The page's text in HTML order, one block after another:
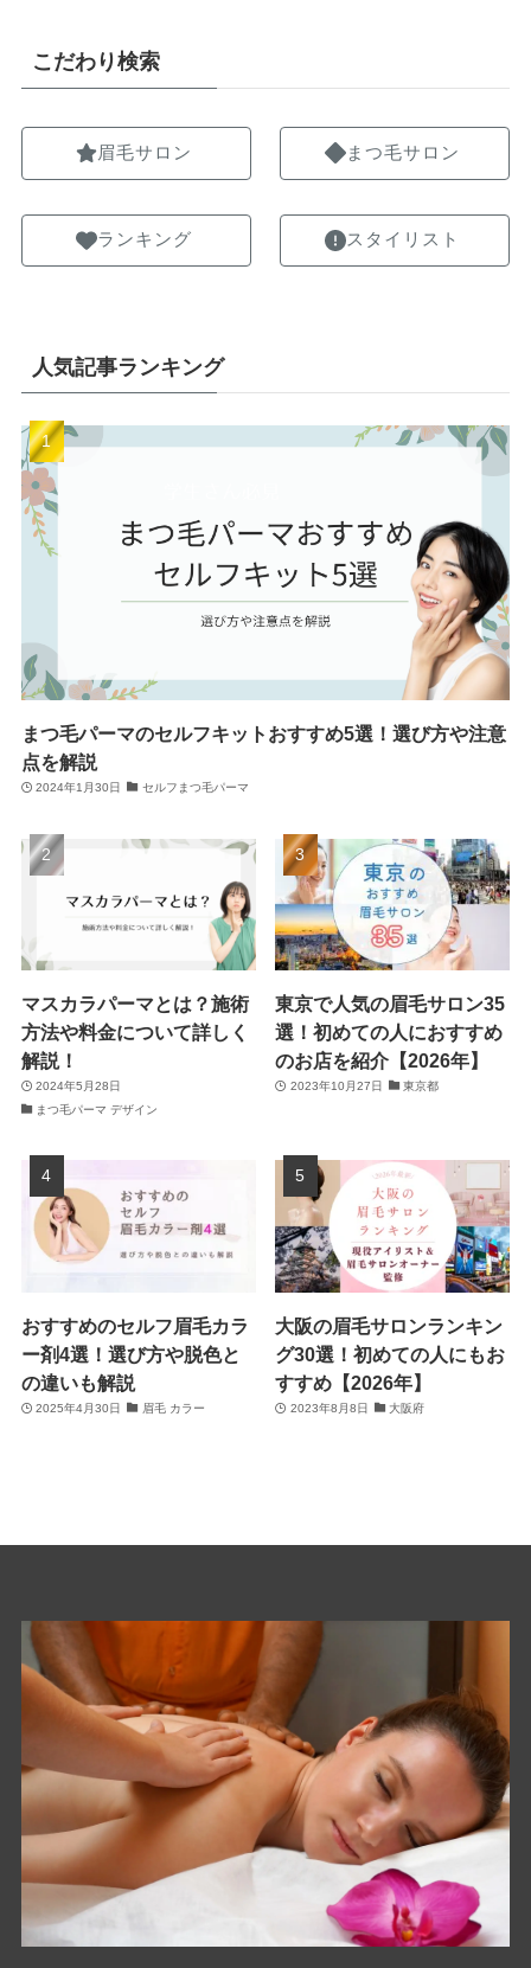
こだわり検索
眉毛サロン
ランキング
まつ毛サロン
スタイリスト
人気記事ランキング
まつ毛パーマのセルフキットおすすめ5選！選び方や注意
点を解説
2024年1月30日 セルフまつ毛パーマ
マスカラパーマとは？施術
方法や料金について詳しく
解説！
2024年5月28日
まつ毛パーマ デザイン
東京で人気の眉毛サロン35
選！初めての人におすすめ
のお店を紹介【2026年】
2023年10月27日 東京都
おすすめのセルフ眉毛カラ
ー剤4選！選び方や脱色と
の違いも解説
2025年4月30日 眉毛 カラー
大阪の眉毛サロンランキン
グ30選！初めての人にもお
すすめ【2026年】
2023年8月8日 大阪府